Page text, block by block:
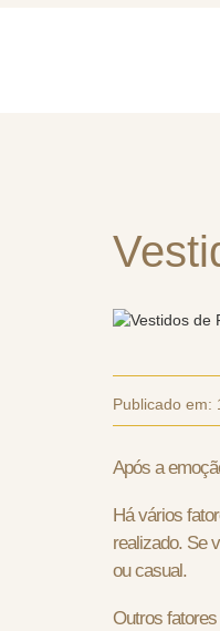
Publicado em:
Após a
Há vários
realizado. Se
ou casual.
Outros